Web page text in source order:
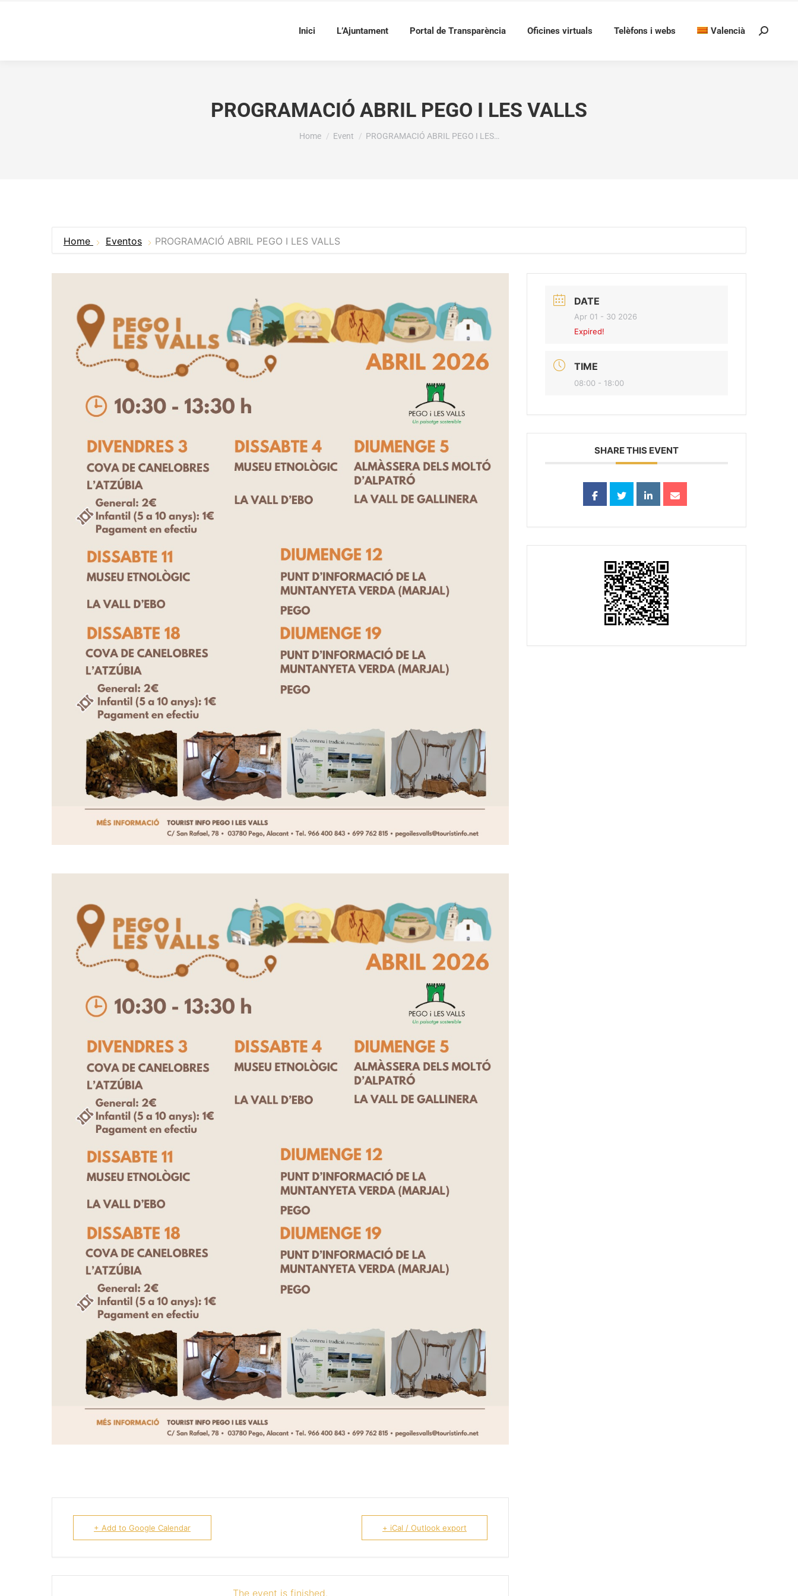
Inici L’Ajuntament Portal de Transparència Oficines virtuals Telèfons i webs Valencià Search:
PROGRAMACIÓ ABRIL PEGO I LES VALLS
You are here:
Home Event PROGRAMACIÓ ABRIL PEGO I LES…
Home Eventos PROGRAMACIÓ ABRIL PEGO I LES VALLS
+ Add to Google Calendar + iCal / Outlook export
The event is finished.
DATE
Apr 01 - 30 2026
Expired!
TIME
08:00 - 18:00
SHARE THIS EVENT